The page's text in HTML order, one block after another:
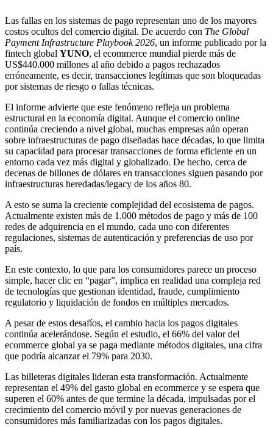
Las fallas en los sistemas de pago representan uno de los mayores
costos ocultos del comercio digital. De acuerdo con The Global
Payment Infrastructure Playbook 2026, un informe publicado por la
fintech global YUNO, el ecommerce mundial pierde más de
US$440.000 millones al año debido a pagos rechazados
erróneamente, es decir, transacciones legítimas que son bloqueadas
por sistemas de riesgo o fallas técnicas.
El informe advierte que este fenómeno refleja un problema
estructural en la economía digital. Aunque el comercio online
continúa creciendo a nivel global, muchas empresas aún operan
sobre infraestructuras de pago diseñadas hace décadas, lo que limita
su capacidad para procesar transacciones de forma eficiente en un
entorno cada vez más digital y globalizado. De hecho, cerca de
decenas de billones de dólares en transacciones siguen pasando por
infraestructuras heredadas/legacy de los años 80.
A esto se suma la creciente complejidad del ecosistema de pagos.
Actualmente existen más de 1.000 métodos de pago y más de 100
redes de adquirencia en el mundo, cada uno con diferentes
regulaciones, sistemas de autenticación y preferencias de uso por
país.
En este contexto, lo que para los consumidores parece un proceso
simple, hacer clic en “pagar”, implica en realidad una compleja red
de tecnologías que gestionan identidad, fraude, cumplimiento
regulatorio y liquidación de fondos en múltiples mercados.
A pesar de estos desafíos, el cambio hacia los pagos digitales
continúa acelerándose. Según el estudio, el 66% del valor del
ecommerce global ya se paga mediante métodos digitales, una cifra
que podría alcanzar el 79% para 2030.
Las billeteras digitales lideran esta transformación. Actualmente
representan el 49% del gasto global en ecommerce y se espera que
superen el 60% antes de que termine la década, impulsadas por el
crecimiento del comercio móvil y por nuevas generaciones de
consumidores más familiarizadas con los pagos digitales.